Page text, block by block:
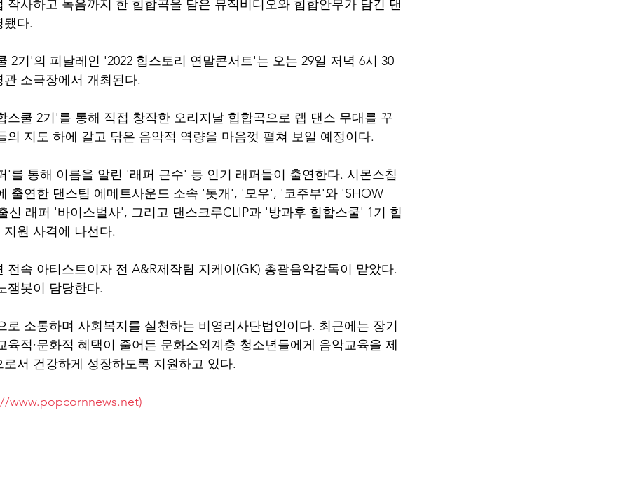
작사하고 녹음까지 한 힙합곡을 담은 뮤직비디오와 힙합안무가 담긴 댄
됐다.
2기'의 피날레인 '2022 힙스토리 연말콘서트'는 오는 29일 저녁 6시 30
소극장에서 개최된다.
스쿨 2기'를 통해 직접 창작한 오리지날 힙합곡으로 랩 댄스 무대를 꾸
의 지도 하에 갈고 닦은 음악적 역량을 마음껏 펼쳐 보일 예정이다.
'를 통해 이름을 알린 '래퍼 근수' 등 인기 래퍼들이 출연한다. 시몬스침
출연한 댄스팀 에메트사운드 소속 '돗개', '모우', '코주부'와 'SHOW
신 래퍼 '바이스벌사', 그리고 댄스크루CLIP과 '방과후 힙합스쿨' 1기 힙
원 사격에 나선다.
전속 아티스트이자 전 A&R제작팀 지케이(GK) 총괄음악감독이 맡았다.
잼봇이 담당한다.
로 소통하며 사회복지를 실천하는 비영리사단법인이다. 최근에는 장기
육적·문화적 혜택이 줄어든 문화소외계층 청소년들에게 음악교육을 제
서 건강하게 성장하도록 지원하고 있다.
www.popcornnews.net)